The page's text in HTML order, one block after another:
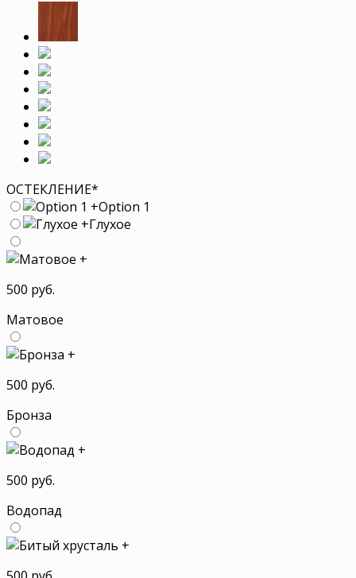
ОСТЕКЛЕНИЕ*
+Option 1
+Глухое
+
500 руб.
Матовое
+
500 руб.
Бронза
+
500 руб.
Водопад
+